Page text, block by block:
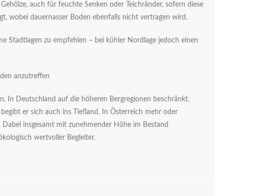
auch für feuchte Senken oder Teichränder, sofern diese
wobei dauernasser Boden ebenfalls nicht vertragen wird.
Stadtlagen zu empfehlen – bei kühler Nordlage jedoch einen
anzutreffen
In Deutschland auf die höheren Bergregionen beschränkt.
er sich auch ins Tiefland. In Österreich mehr oder
insgesamt mit zunehmender Höhe im Bestand
wertvoller Begleiter.